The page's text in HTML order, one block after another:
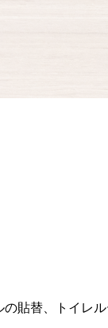
貼替、トイレ